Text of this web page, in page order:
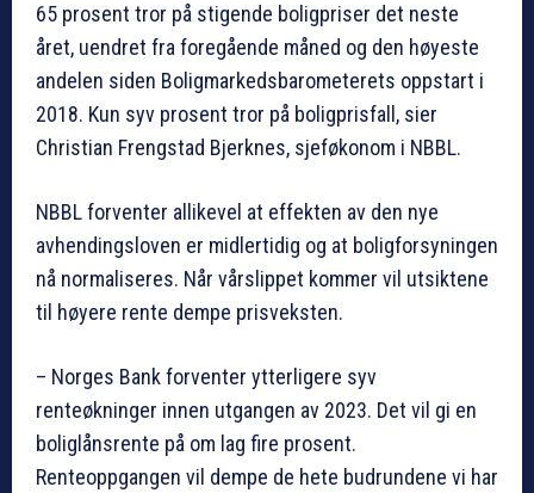
65 prosent tror på stigende boligpriser det neste
året, uendret fra foregående måned og den høyeste
andelen siden Boligmarkedsbarometerets oppstart i
2018. Kun syv prosent tror på boligprisfall, sier
Christian Frengstad Bjerknes, sjeføkonom i NBBL.
NBBL forventer allikevel at effekten av den nye
avhendingsloven er midlertidig og at boligforsyningen
nå normaliseres. Når vårslippet kommer vil utsiktene
til høyere rente dempe prisveksten.
– Norges Bank forventer ytterligere syv
renteøkninger innen utgangen av 2023. Det vil gi en
boliglånsrente på om lag fire prosent.
Renteoppgangen vil dempe de hete budrundene vi har